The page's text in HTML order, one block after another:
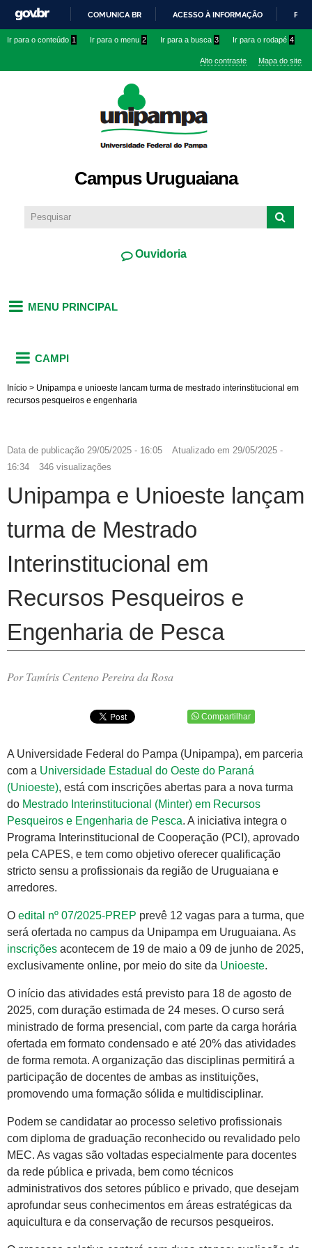
conteúdo
IR
O
COMUNICA BR ACESSO À INFORMAÇÃO
Ir para o conteúdo 1 Ir para o menu 2 Ir para a busca 3 Ir para o rodapé 4
Alto contraste Mapa do site
Campus Uruguaiana
Ouvidoria
MENU PRINCIPAL
CAMPI
Início > Unipampa e unioeste lancam turma de mestrado interinstitucional em
recursos pesqueiros e engenharia
Data de publicação 29/05/2025 - 16:05 Atualizado em 29/05/2025 -
16:34
346 visualizações
Unipampa e Unioeste lançam
turma de Mestrado
Interinstitucional em
Recursos Pesqueiros e
Engenharia de Pesca
Por Tamíris Centeno Pereira da Rosa
Compartilhar
A Universidade Federal do Pampa (Unipampa), em parceria
com a Universidade Estadual do Oeste do Paraná
(Unioeste), está com inscrições abertas para a nova turma
do Mestrado Interinstitucional (Minter) em Recursos
Pesqueiros e Engenharia de Pesca. A iniciativa integra o
Programa Interinstitucional de Cooperação (PCI), aprovado
pela CAPES, e tem como objetivo oferecer qualificação
stricto sensu a profissionais da região de Uruguaiana e
arredores.
O edital nº 07/2025-PREP prevê 12 vagas para a turma, que
será ofertada no campus da Unipampa em Uruguaiana. As
inscrições acontecem de 19 de maio a 09 de junho de 2025,
exclusivamente online, por meio do site da Unioeste.
O início das atividades está previsto para 18 de agosto de
2025, com duração estimada de 24 meses. O curso será
ministrado de forma presencial, com parte da carga horária
ofertada em formato condensado e até 20% das atividades
de forma remota. A organização das disciplinas permitirá a
participação de docentes de ambas as instituições,
promovendo uma formação sólida e multidisciplinar.
Podem se candidatar ao processo seletivo profissionais
com diploma de graduação reconhecido ou revalidado pelo
MEC. As vagas são voltadas especialmente para docentes
da rede pública e privada, bem como técnicos
administrativos dos setores público e privado, que desejam
aprofundar seus conhecimentos em áreas estratégicas da
aquicultura e da conservação de recursos pesqueiros.